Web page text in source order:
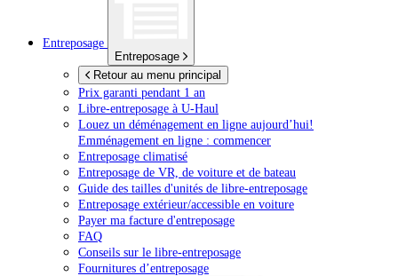
Entreposage
Entreposage
Retour au menu principal
Prix garanti pendant 1 an
Libre-entreposage à U-Haul
Louez un déménagement en ligne aujourd’hui!
Emménagement en ligne : commencer
Entreposage climatisé
Entreposage de VR, de voiture et de bateau
Guide des tailles d'unités de libre-entreposage
Entreposage extérieur/accessible en voiture
Payer ma facture d'entreposage
FAQ
Conseils sur le libre-entreposage
Fournitures d’entreposage